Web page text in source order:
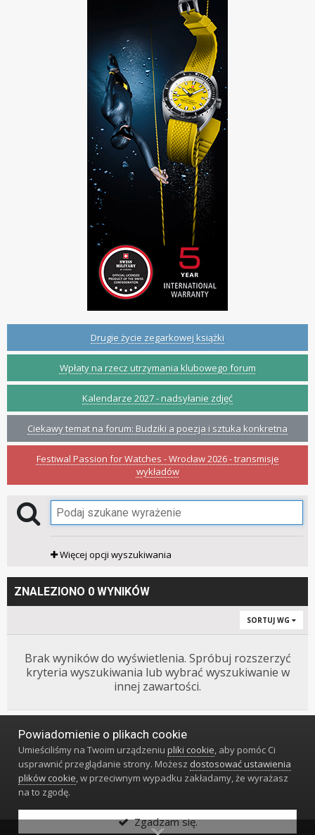
Drugie życie zegarkowej książki
Wpłaty na rzecz utrzymania klubowego forum
Kalendarze 2027 - nadsyłanie zdjęć
Ciekawy temat na forum: Budziki a poezja i sztuka konkretna
Festiwal Passion for Watches - Wrocław 2026 - transmisje
wykładów
Więcej opcji wyszukiwania
ZNALEZIONO 0 WYNIKÓW
SORTUJ WG
Brak wyników do wyświetlenia. Spróbuj rozszerzyć
kryteria wyszukiwania lub wybrać wyszukiwanie w
innej zawartości.
Język Styl Polityka prywatności
Klub Miłośników Zegarów i Zegarków
Powered by Invision Community
Powiadomienie o plikach cookie
Umieściliśmy na Twoim urządzeniupliki cookie, aby pomóc Ci
usprawnić przeglądanie strony. Możesz dostosować ustawienia
plików cookie, w przeciwnym wypadku zakładamy, że wyrażasz
na to zgodę.
Zgadzam się.